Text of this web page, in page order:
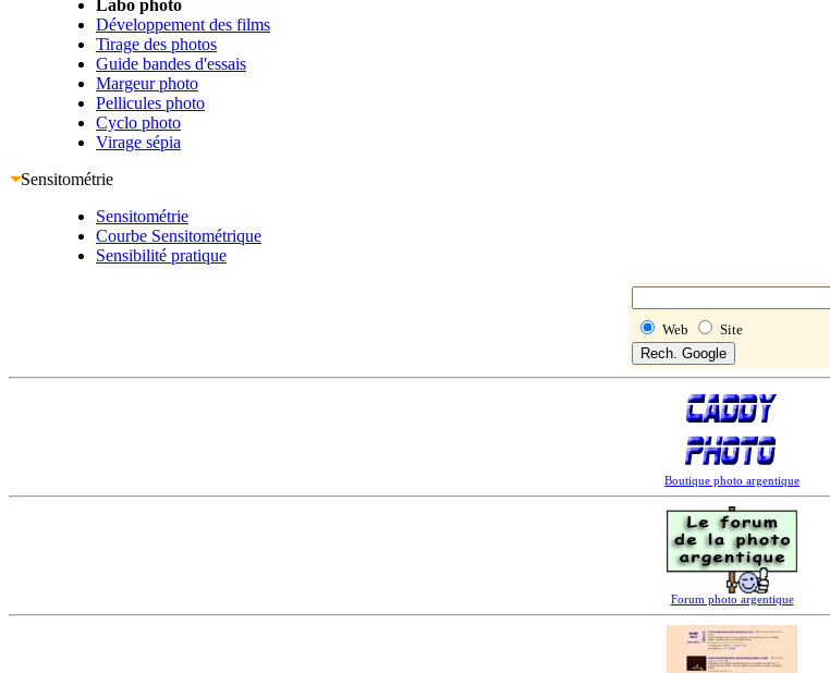
Labo photo
Développement des films
Tirage des photos
Guide bandes d'essais
Margeur photo
Pellicules photo
Cyclo photo
Virage sépia
Sensitométrie
Sensitométrie
Courbe Sensitométrique
Sensibilité pratique
Web Site
Boutique photo argentique
Forum photo argentique